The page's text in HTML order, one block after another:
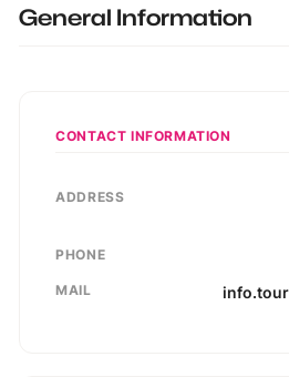
General Information
CONTACT INFORMATION
ADDRESS
PHONE
MAIL